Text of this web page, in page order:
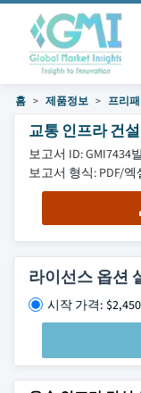
홈 제품정보 프리
교통 인프라 건
보고서 ID: GMI7434
보고서 형식: PDF/
라이선스 옵션
시작 가격: $2,450